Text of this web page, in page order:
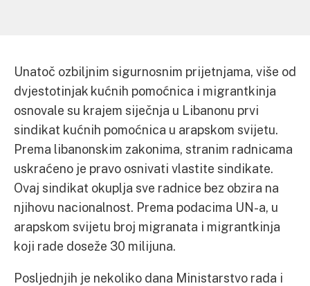
Unatoč ozbiljnim sigurnosnim prijetnjama, više od
dvjestotinjak kućnih pomoćnica i migrantkinja
osnovale su krajem siječnja u Libanonu prvi
sindikat kućnih pomoćnica u arapskom svijetu.
Prema libanonskim zakonima, stranim radnicama
uskraćeno je pravo osnivati vlastite sindikate.
Ovaj sindikat okuplja sve radnice bez obzira na
njihovu nacionalnost. Prema podacima UN-a, u
arapskom svijetu broj migranata i migrantkinja
koji rade doseže 30 milijuna.
Posljednjih je nekoliko dana Ministarstvo rada i